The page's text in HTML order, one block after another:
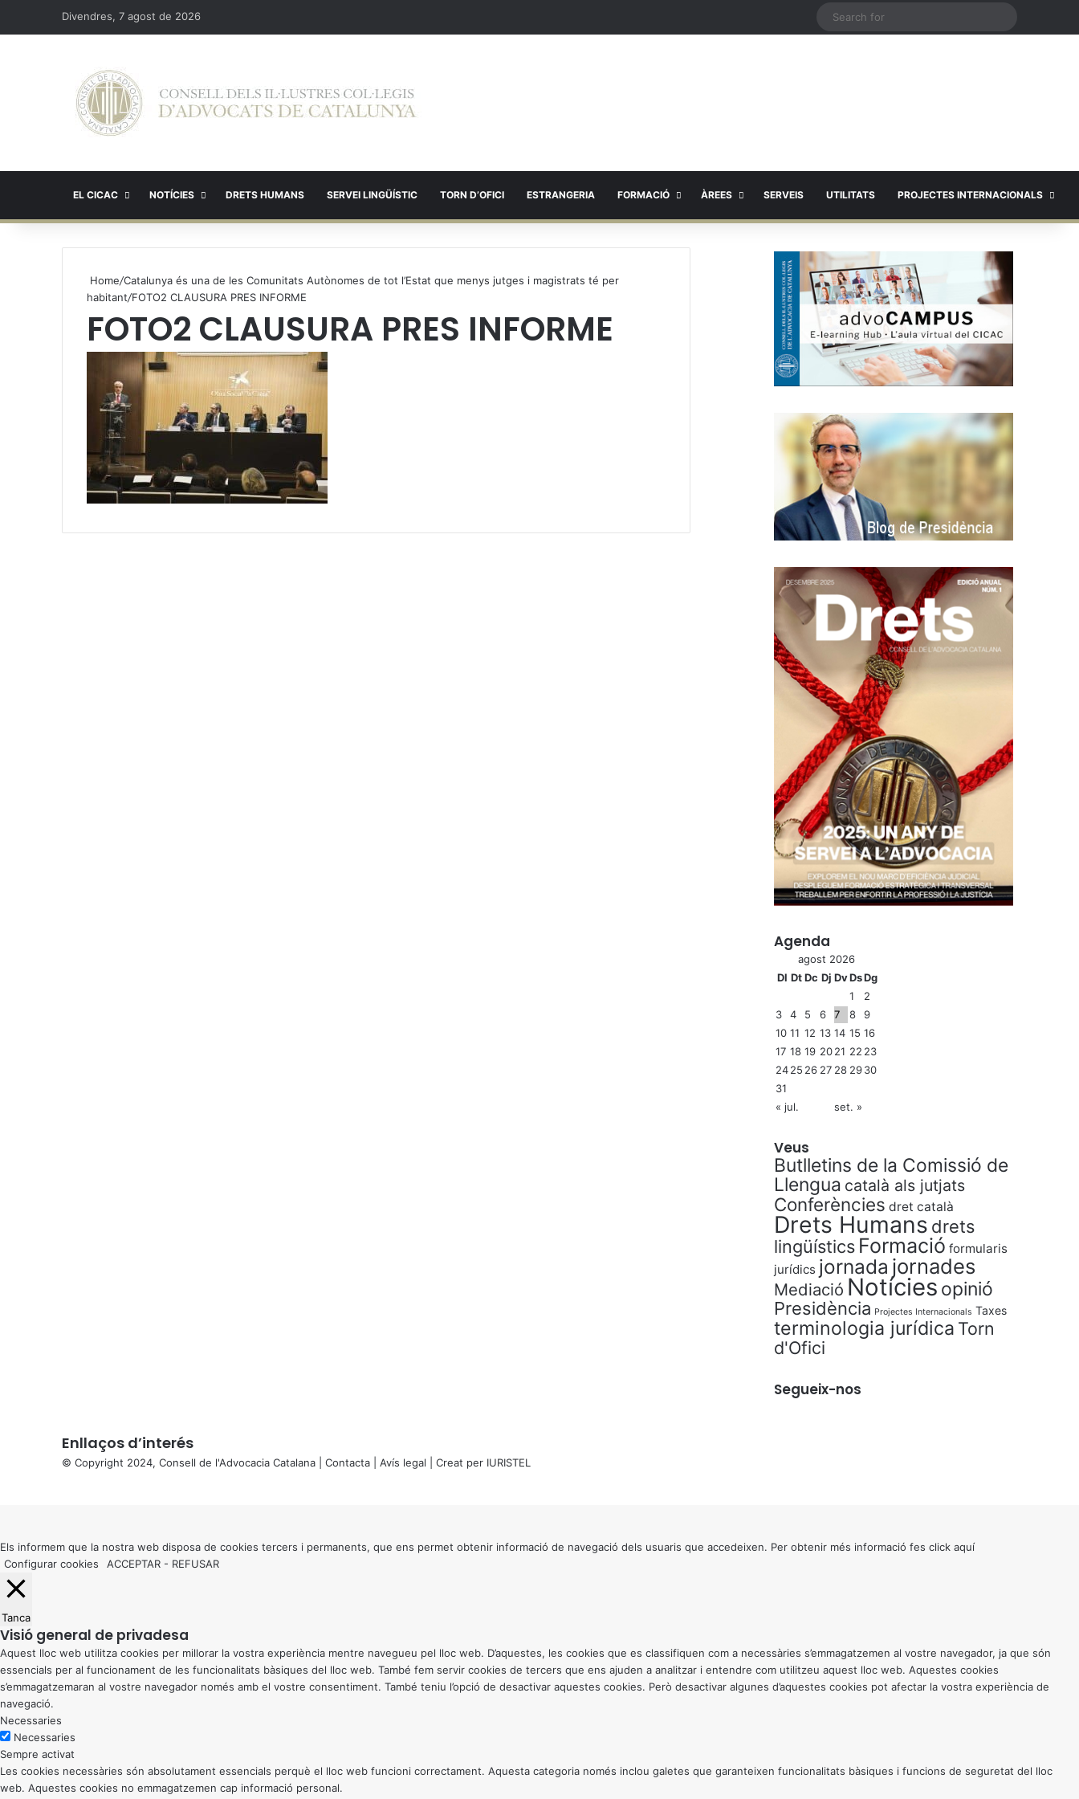
Divendres, 7 agost de 2026
EL CICAC NOTÍCIES DRETS HUMANS SERVEI LINGÜÍSTIC TORN D’OFICI ESTRANGERIA FORMACIÓ ÀREES SERVEIS UTILITATS PROJECTES INTERNACIONALS
Home/Catalunya és una de les Comunitats Autònomes de tot l’Estat que menys jutges i magistrats té per
habitant/FOTO2 CLAUSURA PRES INFORME
FOTO2 CLAUSURA PRES INFORME
Agenda
agost 2026
Dl Dt Dc Dj DvDsDg
1
2
3
4 5 6 7 8
9
10 11 12 13 14 15 16
17 18 19 2021 22 23
2425 26 27 28 2930
31
« jul.
set. »
Veus
Butlletins de la Comissió de
Llengua català als jutjats
Conferències dret català
Drets Humans drets
lingüístics Formació formularis
jurídics jornada jornades
Mediació Notícies opinió
Presidència Projectes Internacionals Taxes
terminologia jurídica Torn
d'Ofici
Segueix-nos
Enllaços d’interés
© Copyright 2024, Consell de l'Advocacia Catalana | Contacta Avís legal | Creat per IURISTEL
button
Els informem que la nostra web disposa de cookies tercers i permanents, que ens permet obtenir informació de navegació dels usuaris que accedeixen. Per obtenir més informació fes click aquí
Configurar cookies
ACCEPTAR - REFUSAR
Tanca
Visió general de privadesa
Aquest lloc web utilitza cookies per millorar la vostra experiència mentre navegueu pel lloc web. D’aquestes, les cookies que es classifiquen com a necessàries s’emmagatzemen al vostre navegador, ja que són
essencials per al funcionament de les funcionalitats bàsiques del lloc web. També fem servir cookies de tercers que ens ajuden a analitzar i entendre com utilitzeu aquest lloc web. Aquestes cookies
s’emmagatzemaran al vostre navegador només amb el vostre consentiment. També teniu l’opció de desactivar aquestes cookies. Però desactivar algunes d’aquestes cookies pot afectar la vostra experiència de
navegació.
Necessaries
Necessaries
Sempre activat
Les cookies necessàries són absolutament essencials perquè el lloc web funcioni correctament. Aquesta categoria només inclou galetes que garanteixen funcionalitats bàsiques i funcions de seguretat del lloc
web. Aquestes cookies no emmagatzemen cap informació personal.